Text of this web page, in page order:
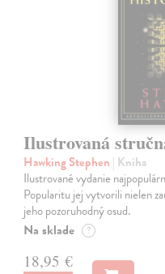
Ilustrovaná
Hawking Stephen | Kniha
Ilustrované vydanie
Popularitu jej vytvorili nielen
jeho pozoruhodný osud.
Na sklade ?
18,95 €